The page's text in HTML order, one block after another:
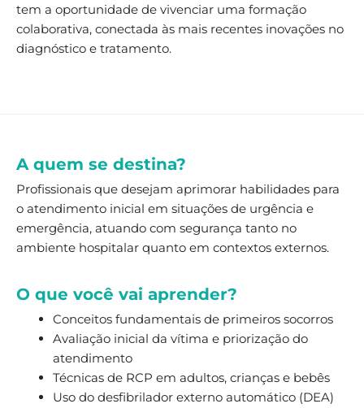
tem a oportunidade de vivenciar uma formação
colaborativa, conectada às mais recentes inovações no
diagnóstico e tratamento.
A quem se destina?
Profissionais que desejam aprimorar habilidades para
o atendimento inicial em situações de urgência e
emergência, atuando com segurança tanto no
ambiente hospitalar quanto em contextos externos.
O que você vai aprender?
Conceitos fundamentais de primeiros socorros
Avaliação inicial da vítima e priorização do
atendimento
Técnicas de RCP em adultos, crianças e bebês
Uso do desfibrilador externo automático (DEA)